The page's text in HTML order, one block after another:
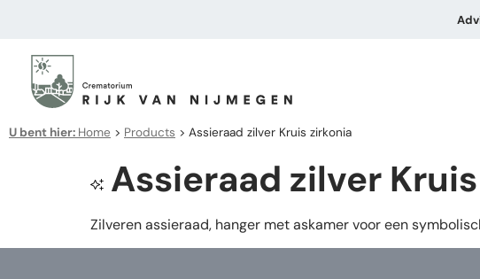
U bent hier: Home > Products > Assieraad zilver Kruis zirkonia
Assieraad zilver
Zilveren assieraad, hanger met askamer voor een